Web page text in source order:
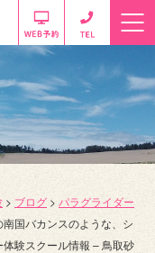
> ブログ > パラグライダー
国バカンスのような、シ
験スクール情報 – 鳥取砂